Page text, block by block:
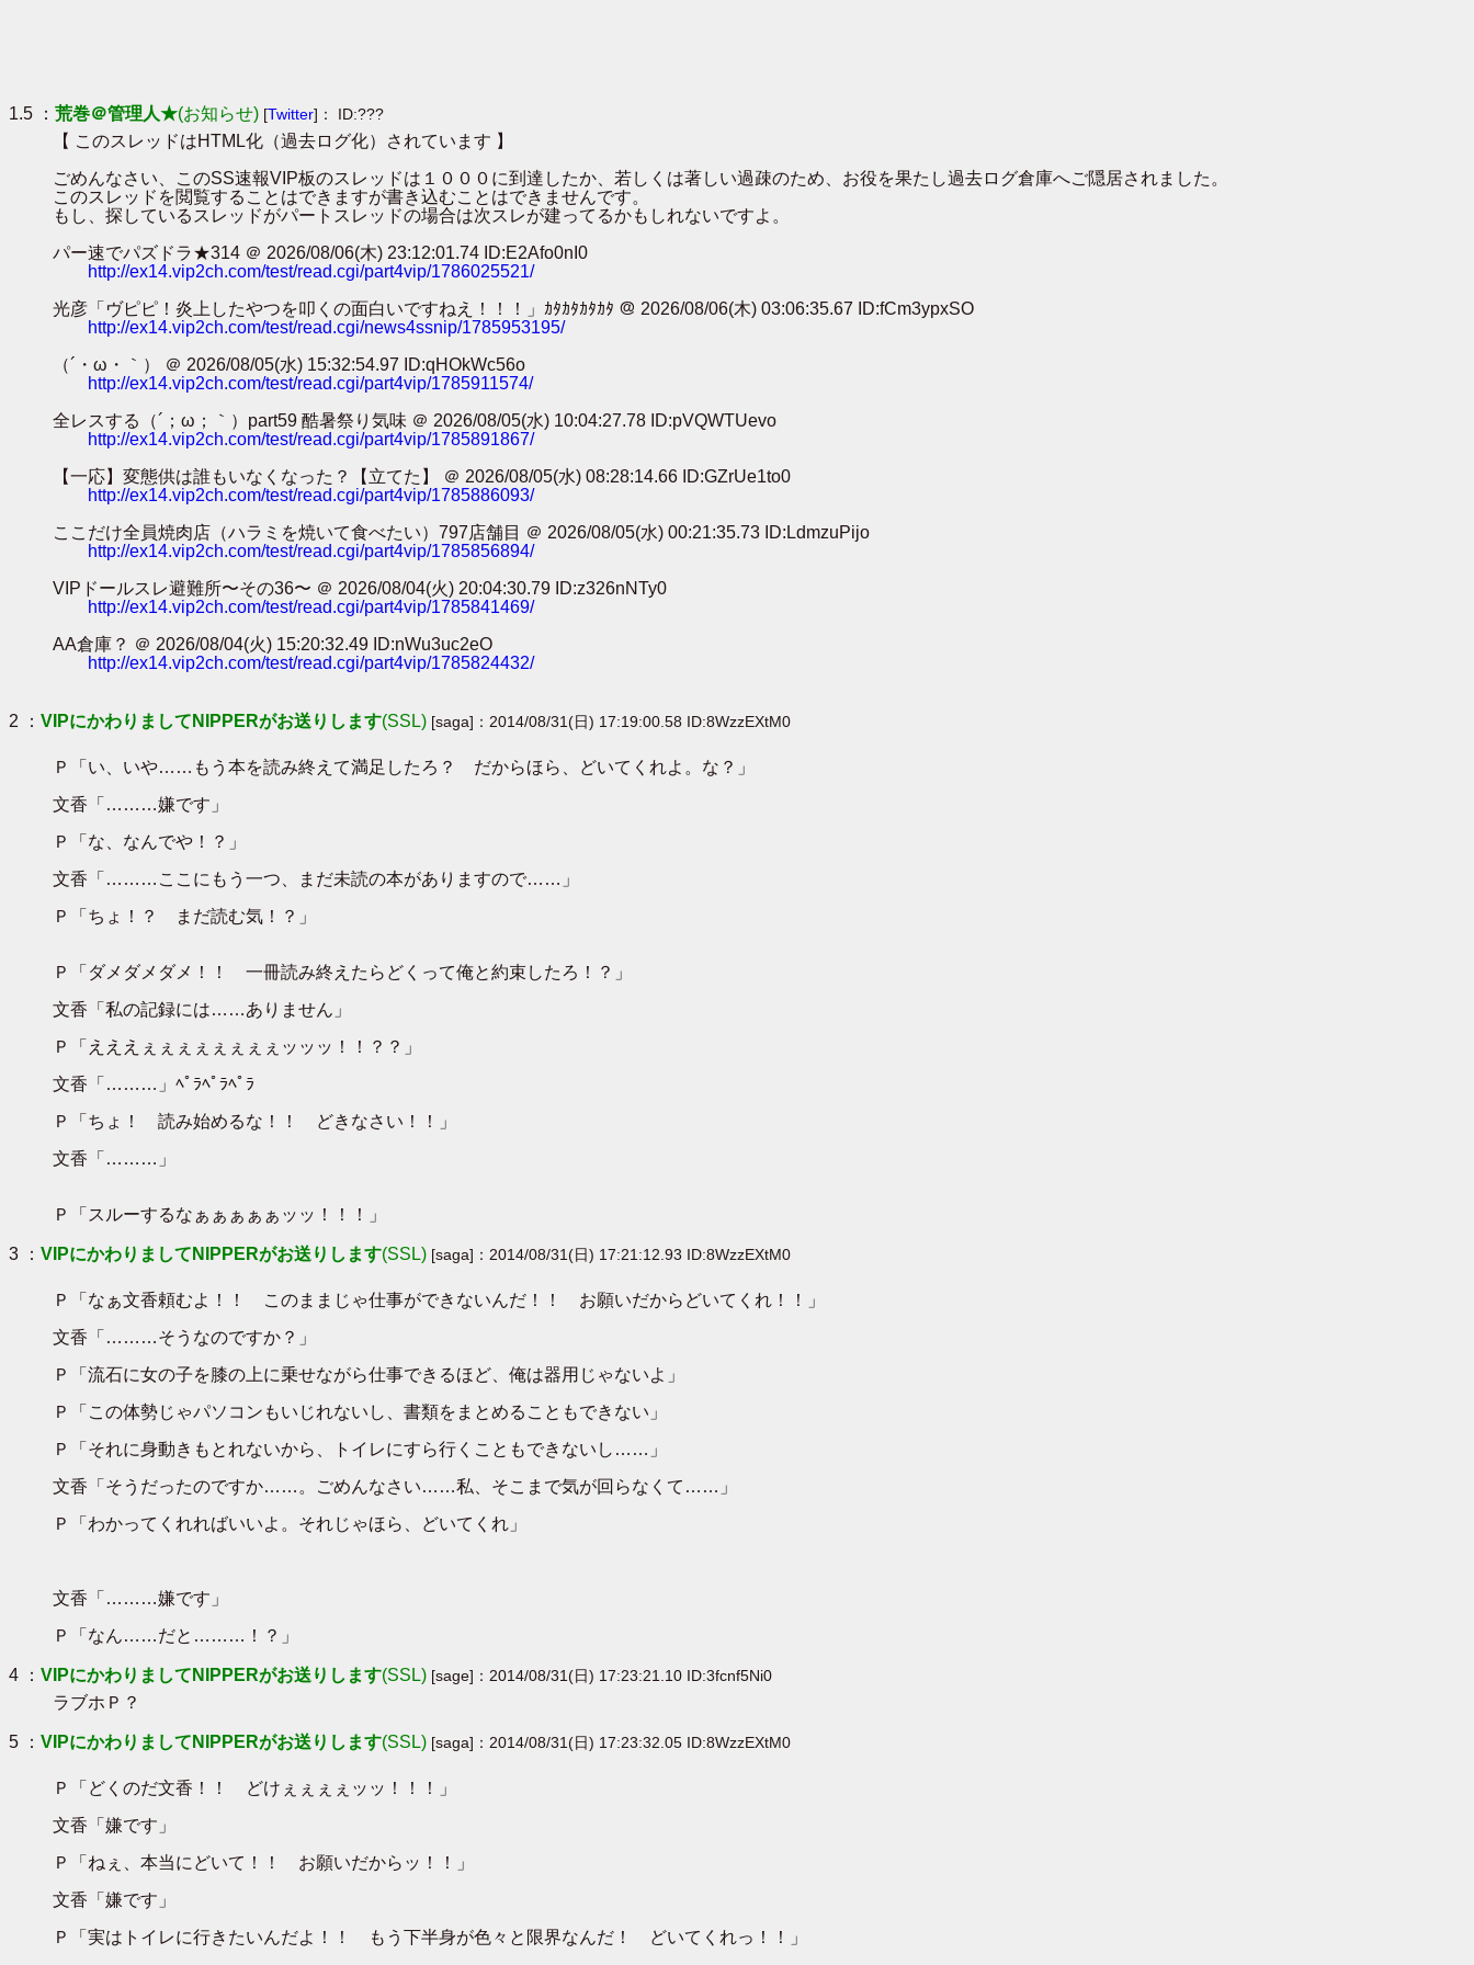
1.5 ： 荒巻＠管理人★(お知らせ) [Twitter]： ID:???
【 このスレッドはHTML化（過去ログ化）されています 】
ごめんなさい、このSS速報VIP板のスレッドは１０００に到達したか、若しくは著しい過疎のため、お役を果たし過去ログ倉庫へご隠居されました。
このスレッドを閲覧することはできますが書き込むことはできませんです。
もし、探しているスレッドがパートスレッドの場合は次スレが建ってるかもしれないですよ。
パー速でパズドラ★314 ＠ 2026/08/06(木) 23:12:01.74 ID:E2Afo0nI0
http://ex14.vip2ch.com/test/read.cgi/part4vip/1786025521/
光彦「ヴピピ！炎上したやつを叩くの面白いですねえ！！！」ｶﾀｶﾀｶﾀｶﾀ ＠ 2026/08/06(木) 03:06:35.67 ID:fCm3ypxSO
http://ex14.vip2ch.com/test/read.cgi/news4ssnip/1785953195/
（´・ω・｀） ＠ 2026/08/05(水) 15:32:54.97 ID:qHOkWc56o
http://ex14.vip2ch.com/test/read.cgi/part4vip/1785911574/
全レスする（´；ω；｀）part59 酷暑祭り気味 ＠ 2026/08/05(水) 10:04:27.78 ID:pVQWTUevo
http://ex14.vip2ch.com/test/read.cgi/part4vip/1785891867/
【一応】変態供は誰もいなくなった？【立てた】 ＠ 2026/08/05(水) 08:28:14.66 ID:GZrUe1to0
http://ex14.vip2ch.com/test/read.cgi/part4vip/1785886093/
ここだけ全員焼肉店（ハラミを焼いて食べたい）797店舗目 ＠ 2026/08/05(水) 00:21:35.73 ID:LdmzuPijo
http://ex14.vip2ch.com/test/read.cgi/part4vip/1785856894/
VIPドールスレ避難所〜その36〜 ＠ 2026/08/04(火) 20:04:30.79 ID:z326nNTy0
http://ex14.vip2ch.com/test/read.cgi/part4vip/1785841469/
AA倉庫？ ＠ 2026/08/04(火) 15:20:32.49 ID:nWu3uc2eO
http://ex14.vip2ch.com/test/read.cgi/part4vip/1785824432/
2 ： VIPにかわりましてNIPPERがお送りします(SSL) [saga]：2014/08/31(日) 17:19:00.58 ID:8WzzEXtM0
Ｐ「い、いや……もう本を読み終えて満足したろ？ だからほら、どいてくれよ。な？」
文香「………嫌です」
Ｐ「な、なんでや！？」
文香「………ここにもう一つ、まだ未読の本がありますので……」
Ｐ「ちょ！？ まだ読む気！？」
Ｐ「ダメダメダメ！！ 一冊読み終えたらどくって俺と約束したろ！？」
文香「私の記録には……ありません」
Ｐ「えええぇぇぇぇぇぇぇぇッッッ！！？？」
文香「………」ﾍﾟﾗﾍﾟﾗﾍﾟﾗ
Ｐ「ちょ！ 読み始めるな！！ どきなさい！！」
文香「………」
Ｐ「スルーするなぁぁぁぁぁッッ！！！」
3 ： VIPにかわりましてNIPPERがお送りします(SSL) [saga]：2014/08/31(日) 17:21:12.93 ID:8WzzEXtM0
Ｐ「なぁ文香頼むよ！！ このままじゃ仕事ができないんだ！！ お願いだからどいてくれ！！」
文香「………そうなのですか？」
Ｐ「流石に女の子を膝の上に乗せながら仕事できるほど、俺は器用じゃないよ」
Ｐ「この体勢じゃパソコンもいじれないし、書類をまとめることもできない」
Ｐ「それに身動きもとれないから、トイレにすら行くこともできないし……」
文香「そうだったのですか……。ごめんなさい……私、そこまで気が回らなくて……」
Ｐ「わかってくれればいいよ。それじゃほら、どいてくれ」
文香「………嫌です」
Ｐ「なん……だと………！？」
4 ： VIPにかわりましてNIPPERがお送りします(SSL) [sage]：2014/08/31(日) 17:23:21.10 ID:3fcnf5Ni0
ラブホＰ？
5 ： VIPにかわりましてNIPPERがお送りします(SSL) [saga]：2014/08/31(日) 17:23:32.05 ID:8WzzEXtM0
Ｐ「どくのだ文香！！ どけぇぇぇぇッッ！！！」
文香「嫌です」
Ｐ「ねぇ、本当にどいて！！ お願いだからッ！！」
文香「嫌です」
Ｐ「実はトイレに行きたいんだよ！！ もう下半身が色々と限界なんだ！ どいてくれっ！！」